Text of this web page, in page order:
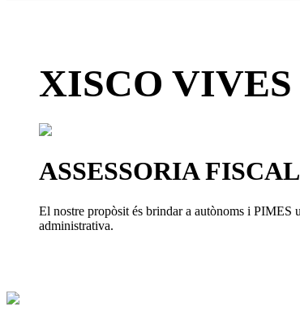
XISCO
ASSESSORIA
El nostre propòsit és brindar a autònoms i PIMES
administrativa.